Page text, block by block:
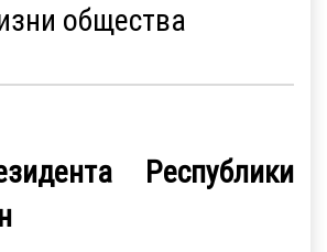
общества
Республики